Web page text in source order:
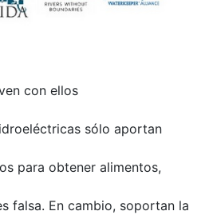
con ellos
sólo aportan
para obtener alimentos,
falsa. En cambio, soportan la